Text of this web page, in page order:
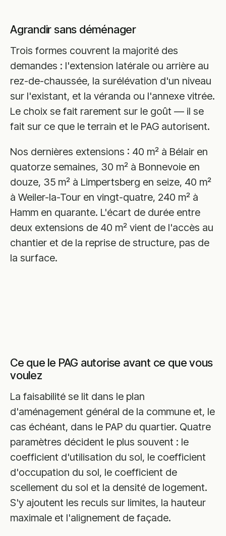
Agrandir sans déménager
Trois formes couvrent la majorité des
demandes : l'extension latérale ou arrière au
rez-de-chaussée, la surélévation d'un niveau
sur l'existant, et la véranda ou l'annexe vitrée.
Le choix se fait rarement sur le goût — il se
fait sur ce que le terrain et le PAG autorisent.
Nos dernières extensions : 40 m² à Bélair en
quatorze semaines, 30 m² à Bonnevoie en
douze, 35 m² à Limpertsberg en seize, 40 m²
à Weiler-la-Tour en vingt-quatre, 240 m² à
Hamm en quarante. L'écart de durée entre
deux extensions de 40 m² vient de l'accès au
chantier et de la reprise de structure, pas de
la surface.
Ce que le PAG autorise avant ce que vous
voulez
La faisabilité se lit dans le plan
d'aménagement général de la commune et, le
cas échéant, dans le PAP du quartier. Quatre
paramètres décident le plus souvent : le
coefficient d'utilisation du sol, le coefficient
d'occupation du sol, le coefficient de
scellement du sol et la densité de logement.
S'y ajoutent les reculs sur limites, la hauteur
maximale et l'alignement de façade.